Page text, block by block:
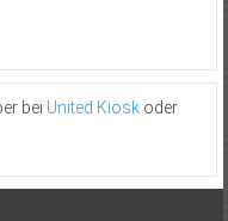
bei United Kioskoder